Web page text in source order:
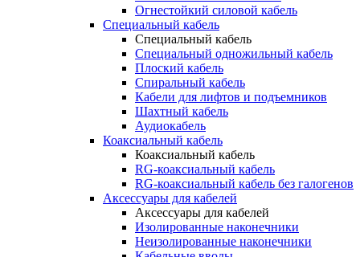
Огнестойкий силовой кабель
Специальный кабель
Специальный кабель
Специальный одножильный кабель
Плоский кабель
Спиральный кабель
Кабели для лифтов и подъемников
Шахтный кабель
Аудиокабель
Коаксиальный кабель
Коаксиальный кабель
RG-коаксиальный кабель
RG-коаксиальный кабель без галогенов
Аксессуары для кабелей
Аксессуары для кабелей
Изолированные наконечники
Неизолированные наконечники